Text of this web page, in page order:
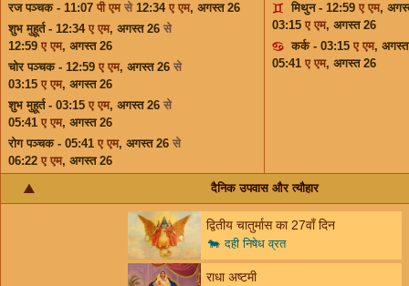
रज पञ्चक - 11:07 पी एम से 12:34 ए एम, अगस्त 26
शुभ मुहूर्त - 12:34 ए एम, अगस्त 26 से
12:59 ए एम, अगस्त 26
चोर पञ्चक - 12:59 ए एम, अगस्त 26 से
03:15 ए एम, अगस्त 26
शुभ मुहूर्त - 03:15 ए एम, अगस्त 26 से
05:41 ए एम, अगस्त 26
रोग पञ्चक - 05:41 ए एम, अगस्त 26 से
06:22 ए एम, अगस्त 26
मिथुन - 12:59 ए एम,
03:15 ए एम, अगस्त 26
कर्क - 03:15 ए एम,
05:41 ए एम, अगस्त 26
दैनिक उपवास और त्यौहार
द्वितीय चातुर्मास का 27वाँ दिन
🐄 दही निषेध व्रत
राधा अष्टमी